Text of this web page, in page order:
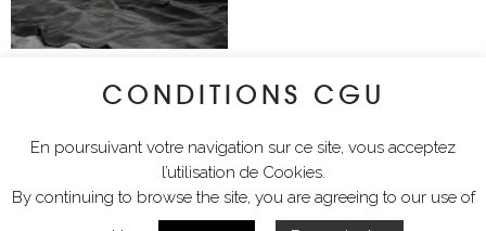
lyciawalterimages
CONDITIONS CGU
En poursuivant votre navigation sur ce site, vous acceptez
l’utilisation de Cookies.
By continuing to browse the site, you are agreeing to our use of